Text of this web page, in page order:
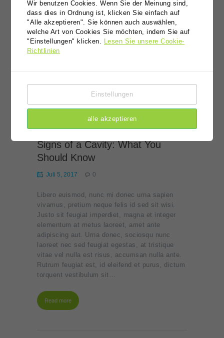
suscipit id lectus, at ante pellentesque sed
arcu, erat aliquam ac orci, et pede velit aenean
at sed. Integer dictum varius in accumsan erat,
ipsum metus orci non et, eu sit non conubia ac
dolor, nulla leo. Suspendisse ipsum lobortis,
feugiat aliquam quisque augue erat nec, ut…
Signs of a Cavity: What You
Should Know
Juli 5, 2017 0
Libero euismod, nunc mi donec urna sapien
vivamus, pretium neque felis id sed sit wisi.
Justo sit feugiat imperdiet, magna et integer
elementum at metus laoreet, amet ante
adipiscing aut. Urna donec, sociosqu nunc
laoreet nec sed feugiat egestas, at tristique
vitae vel nulla est risus, accumsan nulla ante.
Rutrum feugiat est, id eleifend et purus, dictum
torquent vestibulum sit…
Read more
Wir benutzen Cookies. Wenn Sie der Meinung sind,
dass dies in Ordnung ist, klicken Sie einfach auf
"Alle akzeptieren". Sie können auch auswählen,
welche Art von Cookies Sie möchten, indem Sie auf
"Einstellungen" klicken. Lesen Sie unsere Cookie-
Richtlinien
Einstellungen
alle akzeptieren